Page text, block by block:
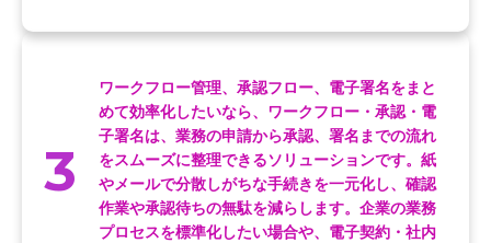
3
ワークフロー管理、承認フロー、電子署名をまと
めて効率化したいなら、ワークフロー・承認・電
子署名は、業務の申請から承認、署名までの流れ
をスムーズに整理できるソリューションです。紙
やメールで分散しがちな手続きを一元化し、確認
作業や承認待ちの無駄を減らします。企業の業務
プロセスを標準化したい場合や、電子契約・社内